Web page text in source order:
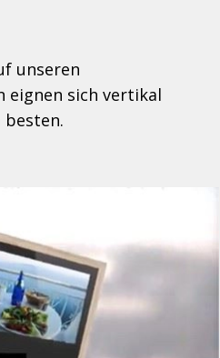
unseren
eignen sich vertikal